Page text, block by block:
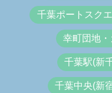
千葉ポートスク
幸町団地
千葉駅(新
千葉中央(新